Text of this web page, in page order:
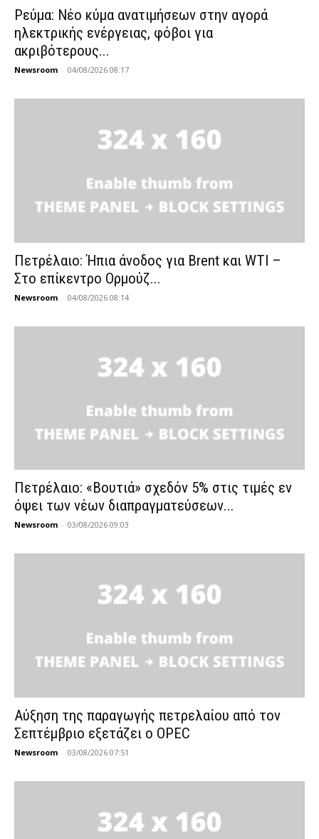
Ρεύμα: Νέο κύμα ανατιμήσεων στην αγορά
ηλεκτρικής ενέργειας, φόβοι για
ακριβότερους...
Newsroom - 04/08/2026 08:17
Πετρέλαιο: Ήπια άνοδος για Brent και WTI –
Στο επίκεντρο Ορμούζ...
Newsroom - 04/08/2026 08:14
Πετρέλαιο: «Βουτιά» σχεδόν 5% στις τιμές εν
όψει των νέων διαπραγματεύσεων...
Newsroom - 03/08/2026 09:03
Αύξηση της παραγωγής πετρελαίου από τον
Σεπτέμβριο εξετάζει ο OPEC
Newsroom - 03/08/2026 07:51